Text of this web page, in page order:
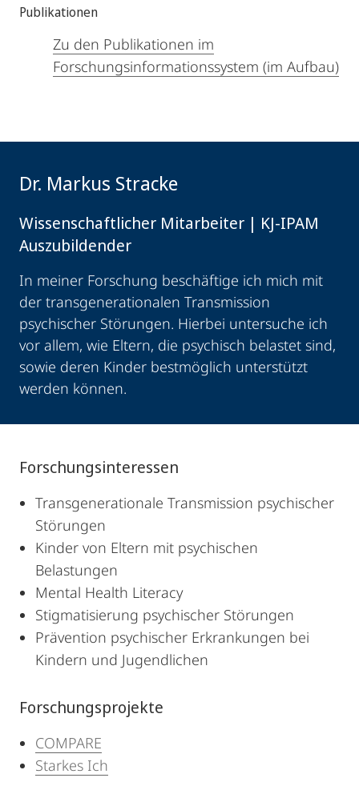
Publikationen
Zu den Publikationen im
Forschungsinformationssystem (im Aufbau)
Dr. Markus Stracke
Wissenschaftlicher Mitarbeiter | KJ-IPAM
Auszubildender
In meiner Forschung beschäftige ich mich mit
der transgenerationalen Transmission
psychischer Störungen. Hierbei untersuche ich
vor allem, wie Eltern, die psychisch belastet sind,
sowie deren Kinder bestmöglich unterstützt
werden können.
Forschungsinteressen
Transgenerationale Transmission psychischer
Störungen
Kinder von Eltern mit psychischen
Belastungen
Mental Health Literacy
Stigmatisierung psychischer Störungen
Prävention psychischer Erkrankungen bei
Kindern und Jugendlichen
Forschungsprojekte
COMPARE
Starkes Ich